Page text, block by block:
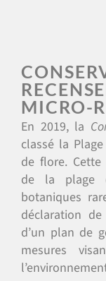
MICRO-
En 2019, la
classé la
de flore. Cette
de la plage
botaniques
déclaration de
d’un plan de
mesures